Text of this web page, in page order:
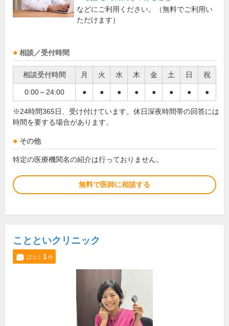
などにご利用ください。（無料でご利用い
ただけます）
相談／受付時間
相談受付時間 月 火 水 木 金 土 日 祝
0:00～24:00 ● ● ● ● ● ● ● ●
※24時間365日、受け付けています。休日深夜時間帯の回答には
時間を要する場合があります。
その他
特定の医療機関名の紹介は行っておりません。
無料で医師に相談する
ことといクリニック
口コミ 1件